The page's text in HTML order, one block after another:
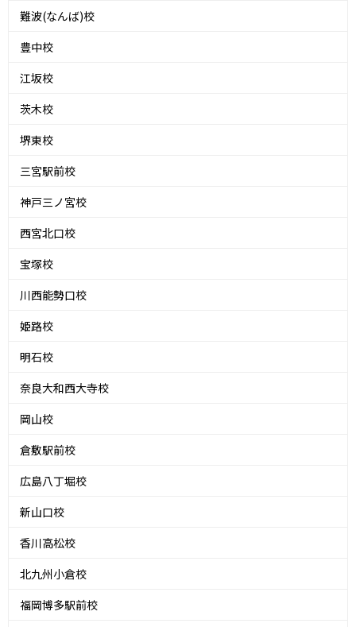
難波(なんば)校
豊中校
江坂校
茨木校
堺東校
三宮駅前校
神戸三ノ宮校
西宮北口校
宝塚校
川西能勢口校
姫路校
明石校
奈良大和西大寺校
岡山校
倉敷駅前校
広島八丁堀校
新山口校
香川高松校
北九州小倉校
福岡博多駅前校